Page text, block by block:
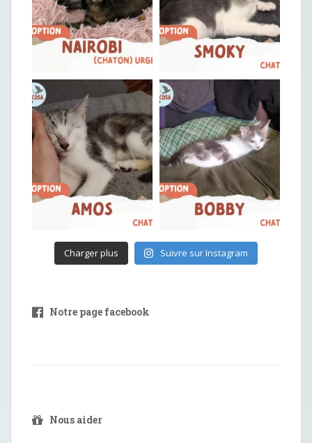
Charger plus Suivre sur Instagram
Notre page facebook
Nous aider